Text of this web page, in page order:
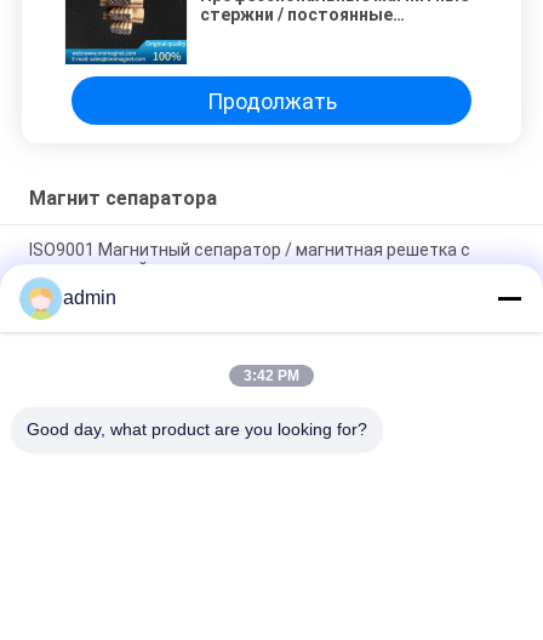
стержни / постоянные
Продолжать
Магнит сепаратора
ISO9001 Магнитный сепаратор / магнитная решетка с
нержавеющей сталью
Магнита разделителя нержавеющей стали оборудования
магнитного разъединения доска сильного магнитная
Магнитная решетка с суперсильным неодимовым
admin
3:42 PM
Good day, what product are you looking for?